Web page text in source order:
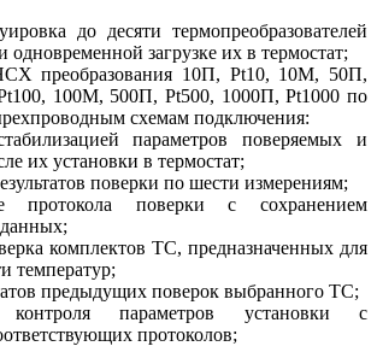
до десяти термопреобразователей
одновременной загрузке их в термостат;
преобразования 10П, Pt10, 10М, 50П,
100М, 500П, Pt500, 1000П, Pt1000 по
схемам подключения:
параметров поверяемых и
их установки в термостат;
поверки по шести измерениям;
протокола поверки с сохранением
данных;
комплектов ТС, предназначенных для
температур;
предыдущих поверок выбранного ТС;
параметров установки с
протоколов;